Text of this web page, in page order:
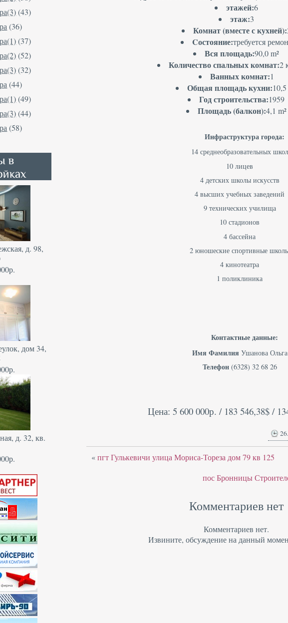
(43)
(36)
(37)
(52)
(32)
(44)
(49)
(44)
(58)
д. 98,
дом 34,
д. 32, кв.
этажей:6
этаж:3
Комнат (вместе с кухней):
Cостояние:требуется
Вся площадь:90,0 m²
Количество спальных комнат:2
Ванных комнат:1
Общая площадь кухни:10,5
Год строительства:1959
Площадь (балкон):4,1 m²
Инфраструктура города:
14 среднеобразовательных школ
10 лицев
4 детских школы искусств
4 высших учебных заведений
9 технических училища
10 стадионов
4 бассейна
2 юношеские спортивные
4 кинотеатра
1 поликлиника
Контактные данные:
Имя Фамилия Ушанова Ольга
Телефон(6328) 32 68 26
Цена: 5 600 000р. / 183 546,38$ /
«пгт Гулькевичи улица Мориса-Тореза дом 79 кв 125
пос Бронницы
Комментариев нет
Комментариев нет.
Извините, обсуждение на данный